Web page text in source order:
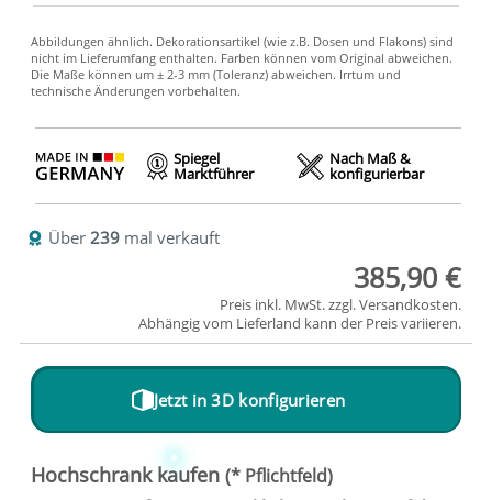
Spiegel
Marktführer
Nach Maß &
konfigurierbar
Über 239 mal verkauft
385,90 €
Preis inkl. MwSt. zzgl.Versandkosten.
Abhängig vom Lieferland kann der Preis variieren.
Jetzt in 3D konfigurieren